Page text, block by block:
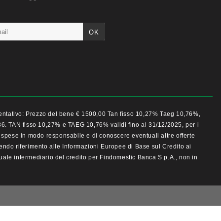
Prezzo del bene € 1500,00 Tan fisso 10,27% Taeg 10,76%,
TAN fisso 10,27% e TAEG 10,76% validi fino al 31/12/2025, per i
in modo responsabile e di conoscere eventuali altre offerte
riferimento alle Informazioni Europee di Base sul Credito ai
intermediario del credito per Findomestic Banca S.p.A., non in